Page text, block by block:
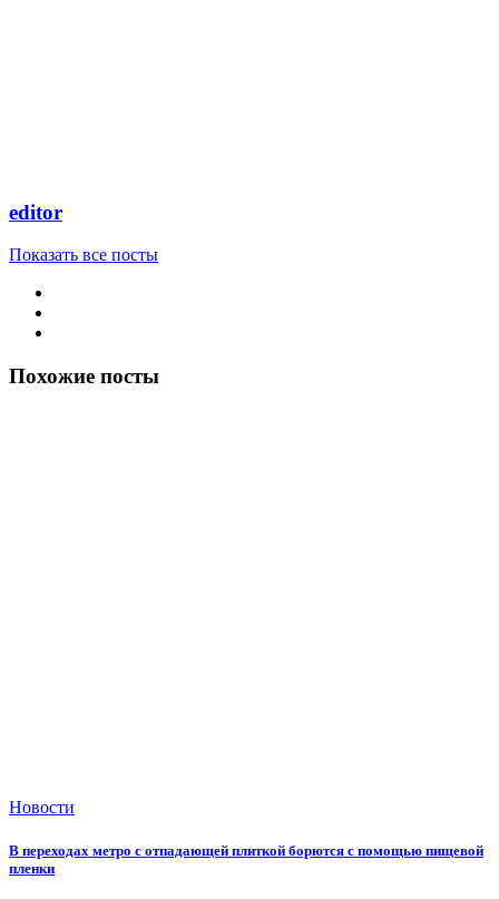
editor
Показать все посты
Похожие посты
Новости
В переходах метро с отпадающей плиткой борются с помощью пищевой
пленки